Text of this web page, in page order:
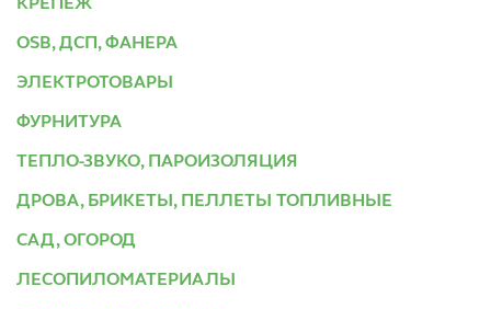
КРЕПЁЖ
OSB, ДСП, ФАНЕРА
ЭЛЕКТРОТОВАРЫ
ФУРНИТУРА
ТЕПЛО-ЗВУКО, ПАРОИЗОЛЯЦИЯ
ДРОВА, БРИКЕТЫ, ПЕЛЛЕТЫ ТОПЛИВНЫЕ
САД, ОГОРОД
ЛЕСОПИЛОМАТЕРИАЛЫ